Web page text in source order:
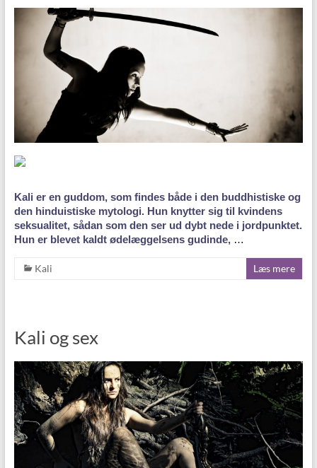
Kali er en guddom, som findes både i den buddhistiske og
den hinduistiske mytologi. Hun knytter sig til kvindens
seksualitet, sådan som den ser ud dybt nede i jordpunktet.
Hun er blevet kaldt ødelæggelsens gudinde, …
Kali Læs mere
Kali og sex